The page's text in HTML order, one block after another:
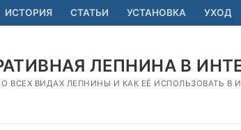
ИСТОРИЯ СТАТЬИ УСТАНОВКА УХОД
ЛЕПНИНА В
ВСЕХ ВИДАХ ЛЕПНИНЫ И КАК ЕЁ ИСПОЛЬЗОВАТЬ В